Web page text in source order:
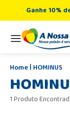
Ganhe 10%
HOMINUS
1 Produto